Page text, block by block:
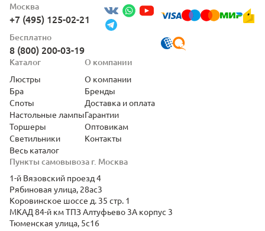
Москва
+7 (495) 125-02-21
Бесплатно
8 (800) 200-03-19
Пункты самовывоза г. Москва
1-й Вязовский проезд 4
Рябиновая улица, 28ас3
Коровинское шоссе д. 35 стр. 1
МКАД 84-й км ТПЗ Алтуфьево 3А корпус 3
Тюменская улица, 5с16
Каталог
Люстры
Бра
Споты
Настольные лампы
Торшеры
Светильники
Весь каталог
О компании
О компании
Бренды
Доставка и оплата
Гарантии
Оптовикам
Контакты